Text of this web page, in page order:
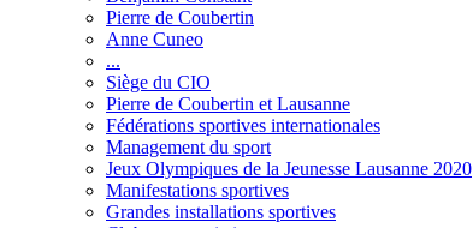
Pierre de Coubertin
Anne Cuneo
...
Siège du CIO
Pierre de Coubertin et Lausanne
Fédérations sportives internationales
Management du sport
Jeux Olympiques de la Jeunesse Lausanne 2020
Manifestations sportives
Grandes installations sportives